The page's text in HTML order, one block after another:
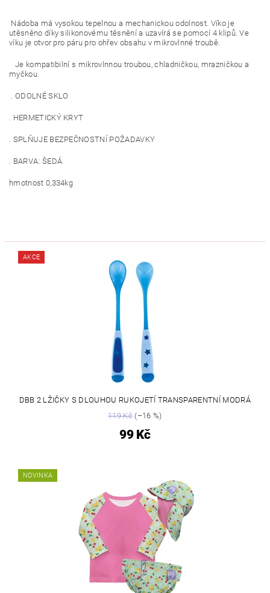
Nádoba má vysokou tepelnou a mechanickou odolnost. Víko je
utěsněno díky silikonovému těsnění a uzavírá se pomocí 4 klipů. Ve
víku je otvor pro páru pro ohřev obsahu v mikrovlnné troubě.
Je kompatibilní s mikrovlnnou troubou, chladničkou, mrazničkou a
myčkou.
. ODOLNÉ SKLO
. HERMETICKÝ KRYT
. SPLŇUJE BEZPEČNOSTNÍ POŽADAVKY
. BARVA: ŠEDÁ
hmotnost 0,334kg
AKCE
DBB 2 LŽIČKY S DLOUHOU RUKOJETÍ TRANSPARENTNÍ MODRÁ
119 Kč(–16 %)
99 Kč
NOVINKA